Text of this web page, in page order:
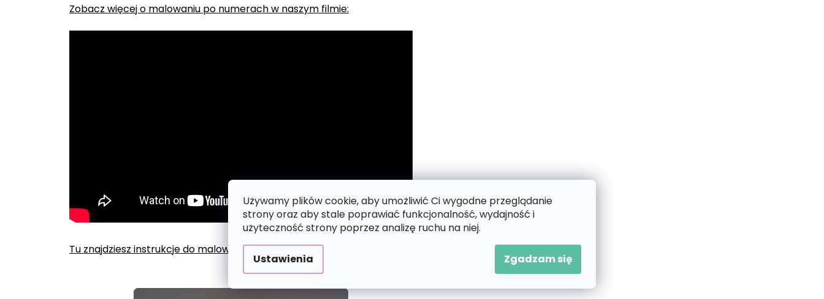
Używamy plików cookie, aby umożliwić Ci wygodne przeglądanie
strony oraz aby stale poprawiać funkcjonalność, wydajność i
użyteczność strony poprzez analizę ruchu na niej.
Ustawienia Zgadzam się
Zobacz więcej o malowaniu po numerach w naszym filmie:
Tu znajdziesz instrukcje do malowania po numerach.